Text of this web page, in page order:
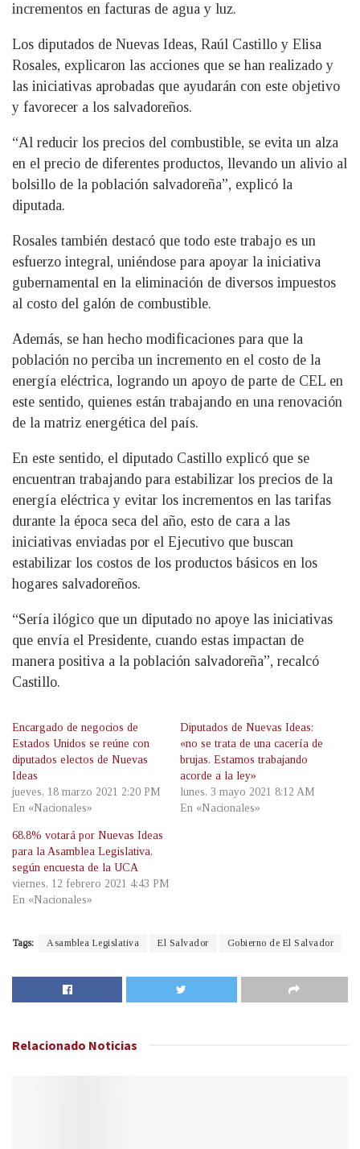
incrementos en facturas de agua y luz.
Los diputados de Nuevas Ideas, Raúl Castillo y Elisa
Rosales, explicaron las acciones que se han realizado y
las iniciativas aprobadas que ayudarán con este objetivo
y favorecer a los salvadoreños.
“Al reducir los precios del combustible, se evita un alza
en el precio de diferentes productos, llevando un alivio al
bolsillo de la población salvadoreña”, explicó la
diputada.
Rosales también destacó que todo este trabajo es un
esfuerzo integral, uniéndose para apoyar la iniciativa
gubernamental en la eliminación de diversos impuestos
al costo del galón de combustible.
Además, se han hecho modificaciones para que la
población no perciba un incremento en el costo de la
energía eléctrica, logrando un apoyo de parte de CEL en
este sentido, quienes están trabajando en una renovación
de la matriz energética del país.
En este sentido, el diputado Castillo explicó que se
encuentran trabajando para estabilizar los precios de la
energía eléctrica y evitar los incrementos en las tarifas
durante la época seca del año, esto de cara a las
iniciativas enviadas por el Ejecutivo que buscan
estabilizar los costos de los productos básicos en los
hogares salvadoreños.
“Sería ilógico que un diputado no apoye las iniciativas
que envía el Presidente, cuando estas impactan de
manera positiva a la población salvadoreña”, recalcó
Castillo.
Encargado de negocios de
Estados Unidos se reúne con
diputados electos de Nuevas
Ideas
jueves, 18 marzo 2021 2:20 PM
En «Nacionales»
Diputados de Nuevas Ideas:
«no se trata de una cacería de
brujas. Estamos trabajando
acorde a la ley»
lunes, 3 mayo 2021 8:12 AM
En «Nacionales»
68.8% votará por Nuevas Ideas
para la Asamblea Legislativa,
según encuesta de la UCA
viernes, 12 febrero 2021 4:43 PM
En «Nacionales»
Tags: Asamblea Legislativa El Salvador Gobierno de El Salvador
Relacionado Noticias